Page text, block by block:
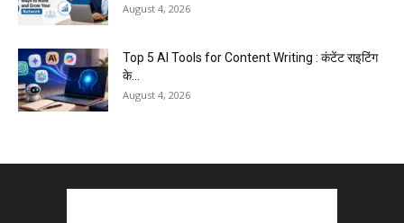
August 4, 2026
Top 5 AI Tools for Content Writing : कंटेंट राइटिंग
के...
August 4, 2026
Better ChatGPT...